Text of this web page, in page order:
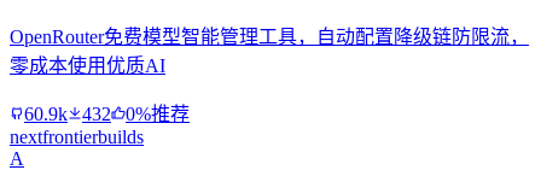
OpenRouter免费模型智能管理工具，自动配置降级链防限流，
零成本使用优质AI
60.9k 432
0%推荐
nextfrontierbuilds
A